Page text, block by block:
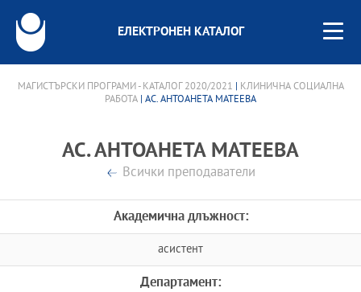
ЕЛЕКТРОНЕН КАТАЛОГ
МАГИСТЪРСКИ ПРОГРАМИ - КАТАЛОГ 2020/2021
КЛИНИЧНА СОЦИАЛНА
РАБОТА | АС. АНТОАНЕТА МАТЕЕВА
АС. АНТОАНЕТА МАТЕЕВА
Всички преподаватели
Академична длъжност:
асистент
Департамент: